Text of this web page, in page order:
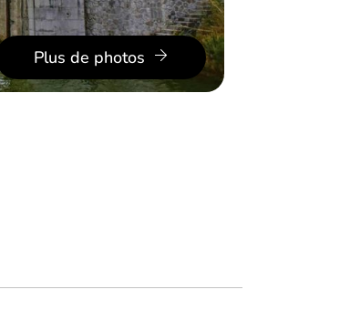
Plus de photos